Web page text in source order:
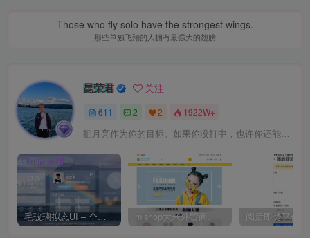
Those who fly solo have the strongest wings.
那些单独飞翔的人拥有最强大的翅膀
昆荣君 关注
611 2 2 1922W+
把月亮作为你的目标。如果你没打中，也许你还能打中星星
毛玻璃拟态UI – 个人主页（开源版） mishop大米外贸商城系统133种语言版本